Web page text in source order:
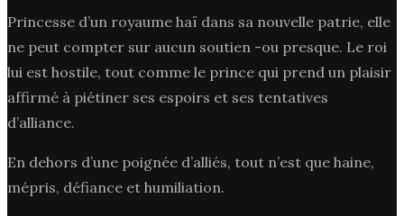
Princesse d’un royaume haï dans sa nouvelle patrie, elle
ne peut compter sur aucun soutien -ou presque. Le roi
lui est hostile, tout comme le prince qui prend un plaisir
affirmé à piétiner ses espoirs et ses tentatives
d’alliance.
En dehors d’une poignée d’alliés, tout n’est que haine,
mépris, défiance et humiliation.